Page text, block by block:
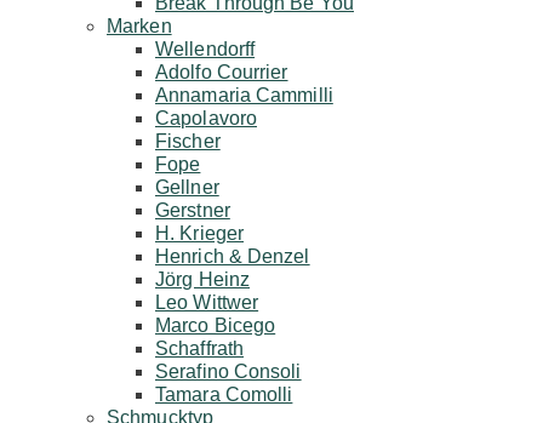
Marken
Wellendorff
Adolfo Courrier
Annamaria Cammilli
Capolavoro
Fischer
Fope
Gellner
Gerstner
H. Krieger
Henrich & Denzel
Jörg Heinz
Leo Wittwer
Marco Bicego
Schaffrath
Serafino Consoli
Tamara Comolli
Schmucktyp